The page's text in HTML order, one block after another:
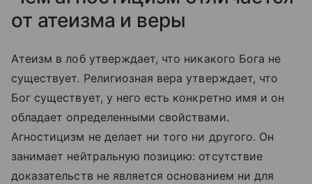
от атеизма и веры
Атеизм в лоб утверждает, что никакого Бога не
существует. Религиозная вера утверждает, что
Бог существует, у него есть конкретно имя и он
обладает определенными свойствами.
Агностицизм не делает ни того ни другого. Он
занимает нейтральную позицию: отсутствие
доказательств не является основанием ни для